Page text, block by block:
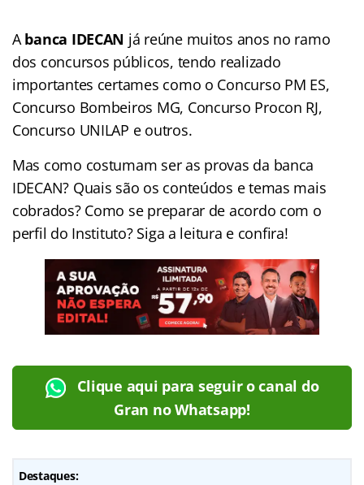
Abanca IDECAN já reúne muitos anos no ramo
dos concursos públicos, tendo realizado
importantes certames como o Concurso PM ES,
Concurso Bombeiros MG, Concurso Procon RJ,
Concurso UNILAP e outros.
Mas como costumam ser as provas da banca
IDECAN? Quais são os conteúdos e temas mais
cobrados? Como se preparar de acordo com o
perfil do Instituto? Siga a leitura e confira!
Clique aqui para seguir o canal do
Gran no Whatsapp!
Destaques: